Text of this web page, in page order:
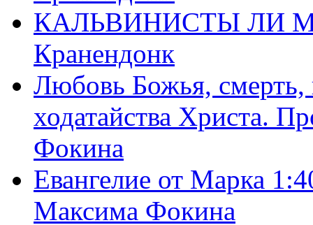
КАЛЬВИНИСТЫ ЛИ
Кранендонк
Любовь Божья, смерть,
ходатайства Христа.
Фокина
Евангелие от Марка
Максима Фокина